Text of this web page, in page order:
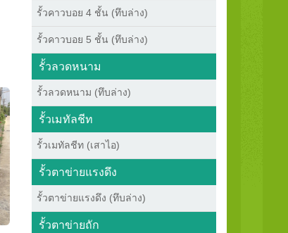
รั้วคาวบอย 4 ชั้น (ทึบล่าง)
รั้วคาวบอย 5 ชั้น (ทึบล่าง)
รั้วลวดหนาม
รั้วลวดหนาม (ทึบล่าง)
รั้วเมทัลชีท
รั้วเมทัลชีท (เสาไอ)
รั้วตาข่ายแรงดึง
รั้วตาข่ายแรงดึง (ทึบล่าง)
รั้วตาข่ายถัก